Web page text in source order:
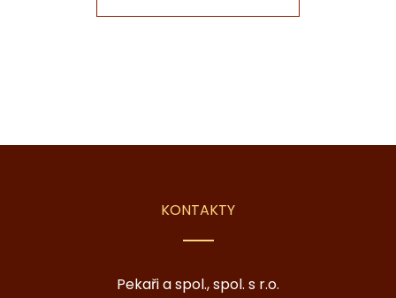
KONTAKTY
Pekaři a spol., spol. s r.o.